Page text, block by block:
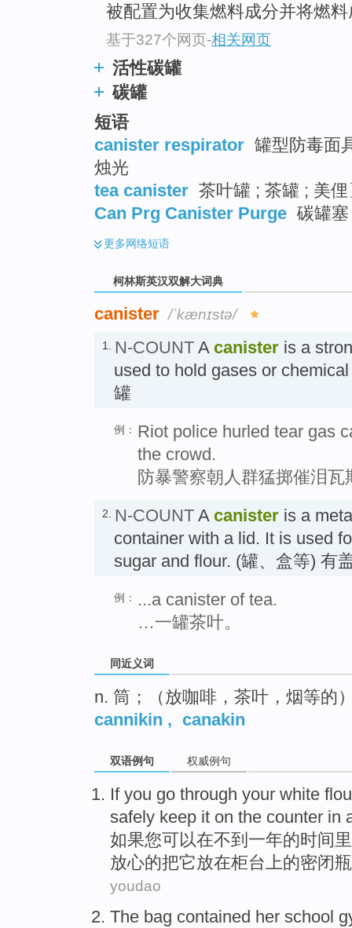
被配置为收集燃料成分并将燃
基于327个网页-相关网页
活性碳罐
碳罐
短语
canister respirator 罐型防毒面
烛光
tea canister 茶叶罐 ; 茶罐 ; 美
Can Prg Canister Purge 碳罐塞
更多网络短语
柯林斯英汉双解大词典
canister /ˈkænɪstə/
1. N-COUNT A canister is a
used to hold gases or
罐
例： Riot police hurled tear gas
the crowd.
防暴警察朝人群猛掷催泪瓦
2. N-COUNT A canister is a
container with a lid. It is used
sugar and flour. (罐、盒等) 有
例：
...a canister of tea.
…一罐茶叶。
同近义词
n. 筒；（放咖啡，茶叶，烟等的
cannikin , canakin
双语例句 权威例句
If you go through your white
safely keep it on the counter in
如果您可以在不到 一年的时间
放心的把它放在柜台上的密闭瓶
youdao
The bag contained her school